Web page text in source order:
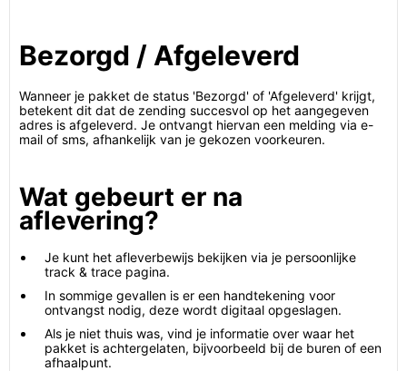
Bezorgd / Afgeleverd
Wanneer je pakket de status 'Bezorgd' of 'Afgeleverd' krijgt,
betekent dit dat de zending succesvol op het aangegeven
adres is afgeleverd. Je ontvangt hiervan een melding via e-
mail of sms, afhankelijk van je gekozen voorkeuren.
Wat gebeurt er na
aflevering?
Je kunt het afleverbewijs bekijken via je persoonlijke
track & trace pagina.
In sommige gevallen is er een handtekening voor
ontvangst nodig, deze wordt digitaal opgeslagen.
Als je niet thuis was, vind je informatie over waar het
pakket is achtergelaten, bijvoorbeeld bij de buren of een
afhaalpunt.